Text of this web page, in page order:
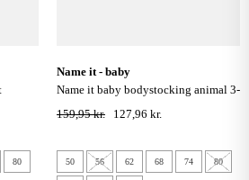
80
name it - baby
name it baby bodystocking animal 3-
pak - jet stream
159,95 kr. 127,96 kr.
50 56 62 68 74 80